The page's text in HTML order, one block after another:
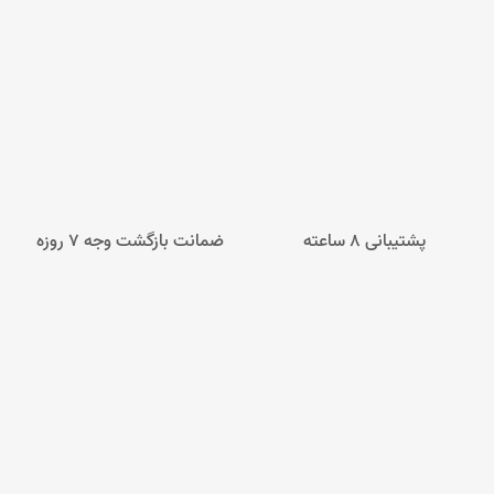
پشتیبانی 8 ساعته ضمانت بازگشت وجه ۷ روزه